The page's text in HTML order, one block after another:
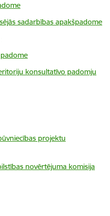
sadarbības apakšpadome
konsultatīvo padomju
projektu
novērtējuma komisija